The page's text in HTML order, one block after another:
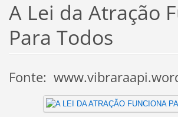
A Lei da Atração
Para Todos
Fonte: